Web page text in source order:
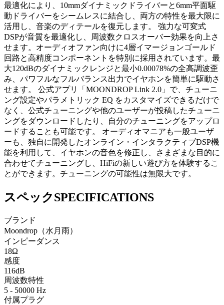
最適化により、10mmダイナミックドライバーと6mm平面駆
動ドライバーをシームレスに結合し、両方の特性を最大限に
活用し、音楽のディテールを復元します。 強力な可変式
DSPが音質を最適化し、周波数クロスオーバー効果を向上さ
せます。オーディオファン向けに4層イマージョンゴールド
回路と高精度コンポーネントを特別に採用されています。最
大120dBのダイナミックレンジと最小0.00078%の全高調波歪
み、パワフルなフルバランス出力でイヤホンを簡単に駆動さ
せます。 公式アプリ「MOONDROP Link 2.0」で、チューニ
ング設定やパラメトリック EQ をカスタマイズできるだけで
なく、公式チューニングや他のユーザーが投稿したチューニ
ングをダウンロードしたり、自分のチューニングをアップロ
ードすることも可能です。 オーディオマニアも一般ユーザ
ーも、独自に開発したオンライン・インタラクティブDSP機
能を利用して、イヤホンの音色を修正し、さまざまな目的に
合わせてチューニングし、HiFiの新しい遊び方を体験するこ
とができます。チューニングの可能性は無限大です。
スペックSPECIFICATIONS
ブランド
Moondrop（水月雨）
インピーダンス
18Ω
感度
116dB
周波数特性
5 - 50000 Hz
付属プラグ